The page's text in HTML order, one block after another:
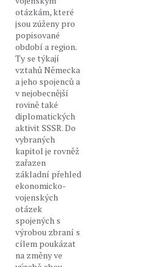
otázkám, které
jsou zúženy pro
popisované
období a region.
Ty se týkají
vztahů Německa
a jeho spojenců a
v nejobecnější
rovině také
diplomatických
aktivit SSSR. Do
vybraných
kapitol je rovněž
zařazen
základní přehled
ekonomicko-
vojenských
otázek
spojených s
výrobou zbraní s
cílem poukázat
na změny ve